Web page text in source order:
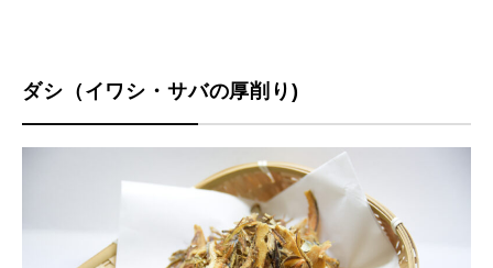
ダシ（イワシ・サバの厚削り)